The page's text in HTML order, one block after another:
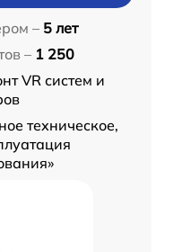
– 5 лет
– 1 250
VR систем и
техническое,